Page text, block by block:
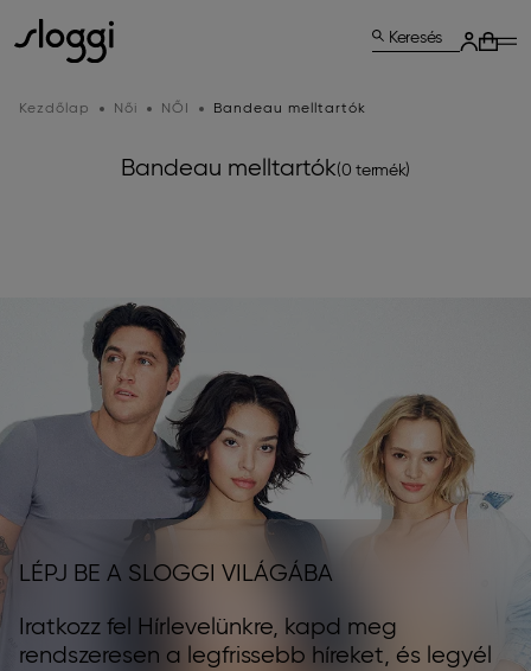
Keresés
Kezdőlap Női NŐI Bandeau melltartók
Bandeau melltartók(0 termék)
LÉPJ BE A SLOGGI VILÁGÁBA
Iratkozz fel Hírlevelünkre, kapd meg
rendszeresen a legfrissebb híreket, és legyél